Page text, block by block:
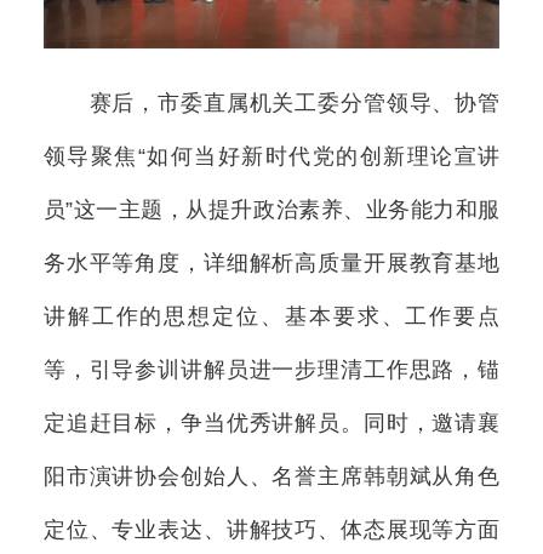
赛后，市委直属机关工委分管领导、协管
领导聚焦“如何当好新时代党的创新理论宣讲
员”这一主题，从提升政治素养、业务能力和服
务水平等角度，详细解析高质量开展教育基地
讲解工作的思想定位、基本要求、工作要点
等，引导参训讲解员进一步理清工作思路，锚
定追赶目标，争当优秀讲解员。同时，邀请襄
阳市演讲协会创始人、名誉主席韩朝斌从角色
定位、专业表达、讲解技巧、体态展现等方面